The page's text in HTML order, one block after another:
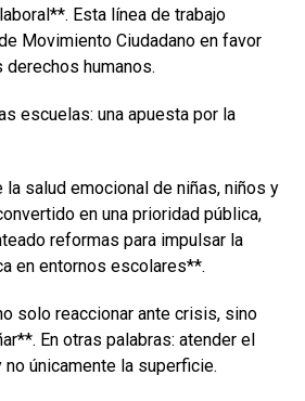
Esta línea de trabajo
Movimiento Ciudadano en favor
humanos.
escuelas: una apuesta por la
la salud emocional de niñas, niños y
en una prioridad pública,
reformas para impulsar la
en entornos escolares**.
solo reaccionar ante crisis, sino
En otras palabras: atender el
únicamente la superficie.